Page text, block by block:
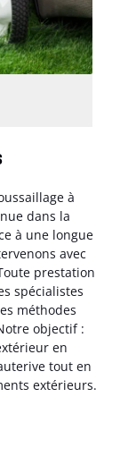
à
dans la
à une longue
avec
prestation
spécialistes
méthodes
objectif :
en
tout en
extérieurs.